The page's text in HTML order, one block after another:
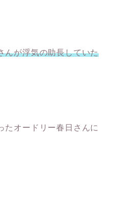
んが浮気の助長していた
たオードリー春日さんに